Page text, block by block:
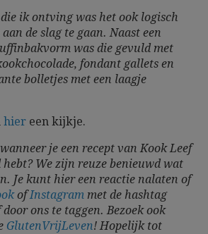
ik ontving was het ook logisch
de slag te gaan. Naast een
was die gevuld met
fondant gallets en
bolletjes met een laagje
hier een kijkje.
je een recept van Kook Leef
hebt? We zijn reuze benieuwd wat
Je kunt hier een reactie nalaten of
ofInstagram met de hashtag
ons te taggen. Bezoek ook
GlutenVrijLeven!Hopelijk tot